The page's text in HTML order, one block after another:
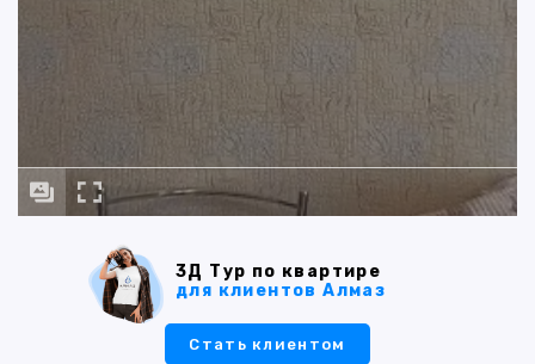
3Д Тур по квартире
для клиентов Алмаз
Стать клиентом